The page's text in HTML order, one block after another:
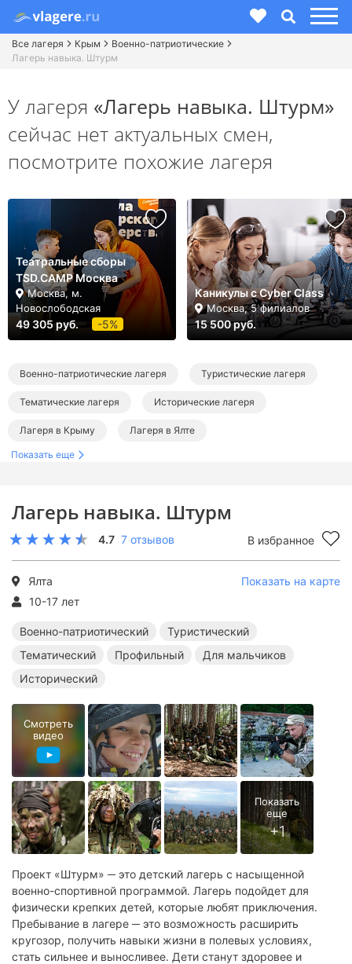
Все лагеря Крым
Военно-патриотические
Лагерь навыка. Штурм
Лагерь навыка. Штурм
4.7 7 отзывов В избранное
Ялта
Показать на карте
10-17 лет
Военно-патриотический
Туристический
Тематический
Профильный
Для мальчиков
Исторический
Проект «Штурм» ─ это детский лагерь с насыщенной
военно-спортивной программой. Лагерь подойдет для
физически крепких детей, которые любят приключения.
Пребывание в лагере ─ это возможность расширить
кругозор, получить навыки жизни в полевых условиях,
стать сильнее и выносливее. Дети станут здоровее и
Смотреть
видео
У лагеря «Лагерь навыка. Штурм»
сейчас нет актуальных смен,
посмотрите похожие лагеря
Театральные сборы
TSD.CAMP Москва
Москва, м.
Новослободская
49 305 руб. -5%
Каникулы с Cyber Class
Москва, 5 филиалов
15 500 руб.
Военно-патриотические лагеря Туристические лагеря
Тематические лагеря Исторические лагеря
Лагеря в Крыму Лагеря в Ялте
Военно-патриотические лагеря в Крыму
Тематические лагеря в Крыму
Показать еще